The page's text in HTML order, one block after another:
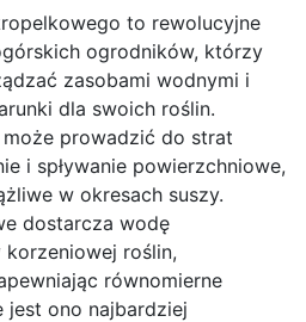
to rewolucyjne
ogrodników, którzy
zasobami wodnymi i
dla swoich roślin.
prowadzić do strat
i spływanie powierzchniowe,
w okresach suszy.
dostarcza wodę
roślin,
równomierne
jest ono najbardziej